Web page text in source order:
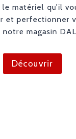
matériel qu’il
et perfectionner
magasin
Découvrir